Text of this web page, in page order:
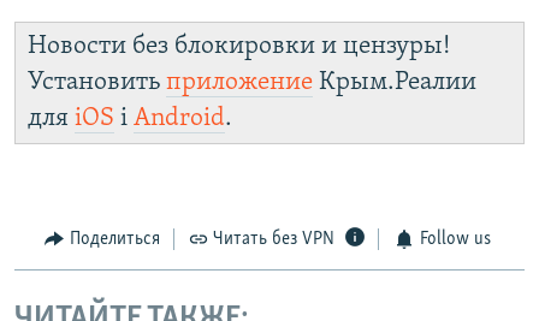
Новости без блокировки и цензуры!
Установить приложение Крым.Реалии
для iOS і Android.
Поделиться Читать без VPN Follow us